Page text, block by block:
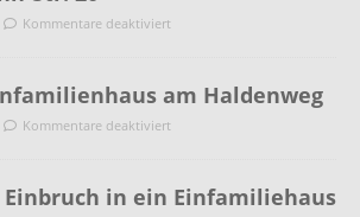
Kommentare deaktiviert
am Haldenweg
Kommentare deaktiviert
in ein Einfamiliehaus